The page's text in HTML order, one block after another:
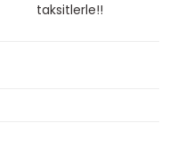
taksitlerle!!